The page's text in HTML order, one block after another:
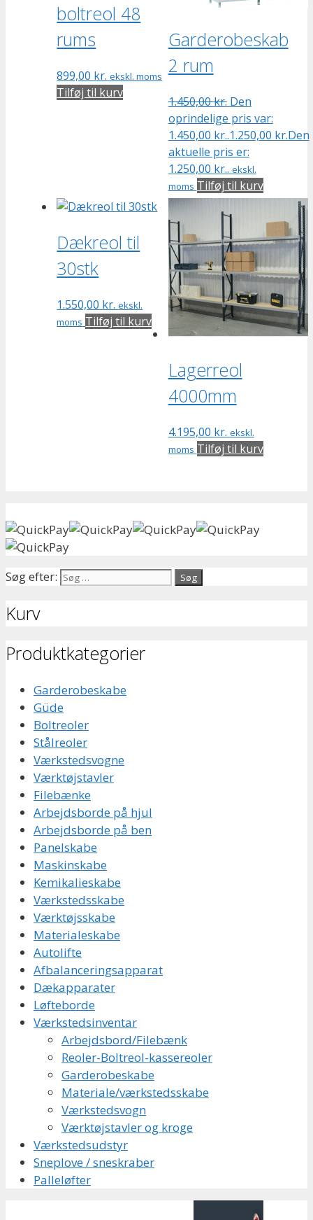
boltreol 48
rums
899,00 kr. ekskl. moms
Tilføj til kurv
Garderobeskab
2 rum
1.450,00kr. Den
oprindelige pris var:
1.450,00 kr..1.250,00 kr.Den
aktuelle pris er:
1.250,00 kr.. ekskl.
moms Tilføj til kurv
Dækreol til
30stk
1.550,00 kr. ekskl.
moms Tilføj til kurv
Lagerreol
4000mm
4.195,00 kr. ekskl.
moms Tilføj til kurv
Søg efter:
Kurv
Produktkategorier
Garderobeskabe
Güde
Boltreoler
Stålreoler
Værkstedsvogne
Værktøjstavler
Filebænke
Arbejdsborde på hjul
Arbejdsborde på ben
Panelskabe
Maskinskabe
Kemikalieskabe
Værkstedsskabe
Værktøjsskabe
Materialeskabe
Autolifte
Afbalanceringsapparat
Dækapparater
Løfteborde
Værkstedsinventar
Arbejdsbord/Filebænk
Reoler-Boltreol-kassereoler
Garderobeskabe
Materiale/værkstedsskabe
Værkstedsvogn
Værktøjstavler og kroge
Værkstedsudstyr
Sneplove / sneskraber
Palleløfter